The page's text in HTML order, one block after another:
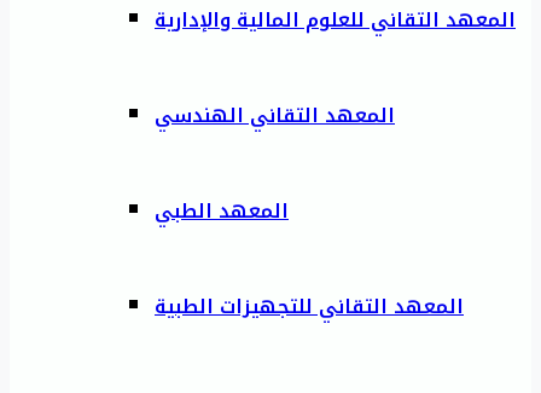
المعهد التقاني للعلوم المالية والإدارية
المعهد التقاني الهندسي
المعهد الطبي
المعهد التقاني للتجهيزات الطبية